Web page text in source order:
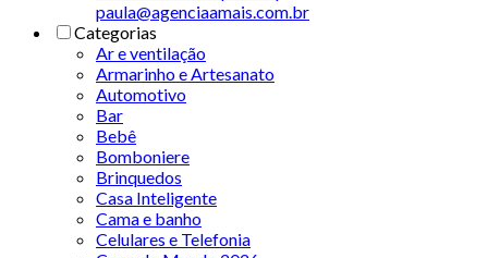
paula@agenciaamais.com.br
Categorias
Ar e ventilação
Armarinho e Artesanato
Automotivo
Bar
Bebê
Bomboniere
Brinquedos
Casa Inteligente
Cama e banho
Celulares e Telefonia